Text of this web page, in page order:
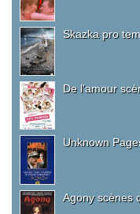
Skazka pro
De l'amour
Unknown
Agony scènes